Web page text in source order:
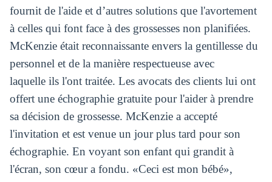
fournit de l'aide et d’autres solutions que l'avortement
à celles qui font face à des grossesses non planifiées.
McKenzie était reconnaissante envers la gentillesse du
personnel et de la manière respectueuse avec
laquelle ils l'ont traitée. Les avocats des clients lui ont
offert une échographie gratuite pour l'aider à prendre
sa décision de grossesse. McKenzie a accepté
l'invitation et est venue un jour plus tard pour son
échographie. En voyant son enfant qui grandit à
l'écran, son cœur a fondu. «Ceci est mon bébé»,